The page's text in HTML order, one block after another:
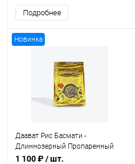
Подробнее
Новинка
Даават Рис Басмати -
Длиннозерный Пропаренный
Golden Sella 5 кг
1 100 ₽/ шт.